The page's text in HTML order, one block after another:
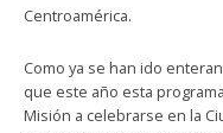
Centroamérica.
Como ya se han ido
que este año esta
Misión a celebrarse en la